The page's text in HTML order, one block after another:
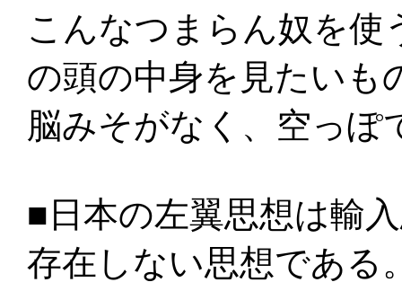
こんなつまらん奴を使
の頭の中身を見たいも
脳みそがなく、空っぽ
■日本の左翼思想は輸
存在しない思想である